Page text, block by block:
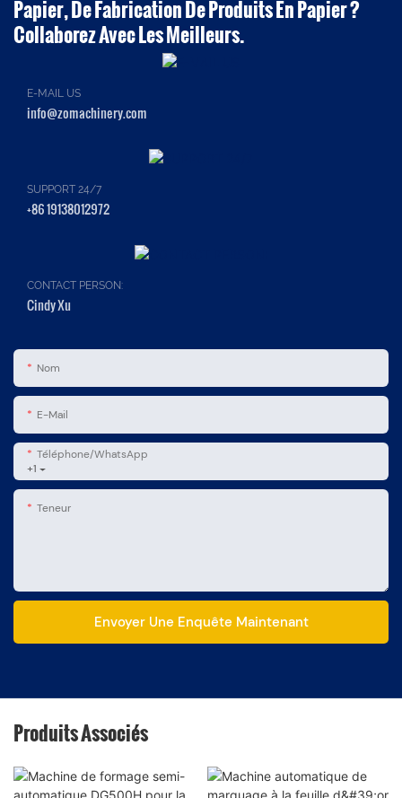
Papier, De Fabrication De Produits En Papier ?
Collaborez Avec Les Meilleurs.
E-MAIL US
info@zomachinery.com
SUPPORT 24/7
+86 19138012972
CONTACT PERSON:
Cindy Xu
Nom
E-Mail
+1
Téléphone/WhatsApp
Teneur
Envoyer Une Enquête Maintenant
Produits Associés